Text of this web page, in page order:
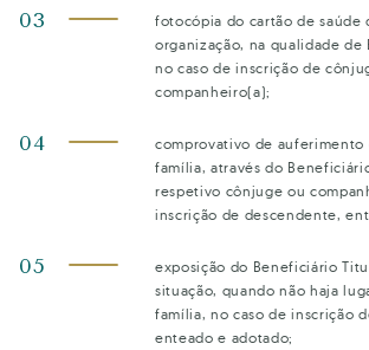
fotocópia do cartão de saúde
organização, na qualidade
no caso de inscrição de
companheiro(a);
comprovativo de auferimento
família, através do
respetivo cônjuge ou
inscrição de descendente,
exposição do Beneficiário
situação, quando não haja
família, no caso de inscrição
enteado e adotado;